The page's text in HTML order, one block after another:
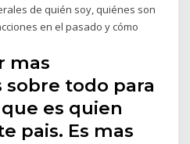
de quién soy, quiénes son
en el pasado y cómo
mas
todo para
es quien
pais. Es mas